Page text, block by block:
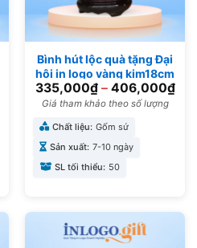
Bình hút lộc quà tặng Đại
hội in logo vàng kim18cm
BHL-08
335,000₫– 406,000₫
Giá tham khảo theo số lượng
Chất liệu: Gốm sứ
Sản xuất: 7-10 ngày
SL tối thiểu: 50